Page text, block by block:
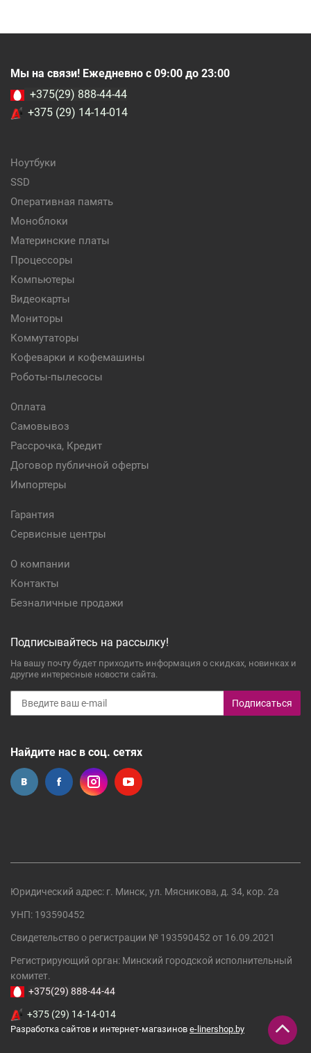
Мы на связи! Ежедневно с 09:00 до 23:00
+375(29) 888-44-44
+375 (29) 14-14-014
Ноутбуки
SSD
Оперативная память
Моноблоки
Материнские платы
Процессоры
Компьютеры
Видеокарты
Мониторы
Коммутаторы
Кофеварки и кофемашины
Роботы-пылесосы
Оплата
Самовывоз
Рассрочка, Кредит
Договор публичной оферты
Импортеры
Гарантия
Сервисные центры
О компании
Контакты
Безналичные продажи
Подписывайтесь на рассылку!
На вашу почту будет приходить информация о скидках, новинках и
другие интересные новости сайта.
Подписаться
Найдите нас в соц. сетях
Юридический адрес: г. Минск, ул. Мясникова, д. 34, кор. 2а
УНП: 193590452
Свидетельство о регистрации № 193590452 от 16.09.2021
Регистрирующий орган: Минский городской исполнительный
комитет.
+375(29) 888-44-44
+375 (29) 14-14-014
Разработка сайтов и интернет-магазинов e-linershop.by